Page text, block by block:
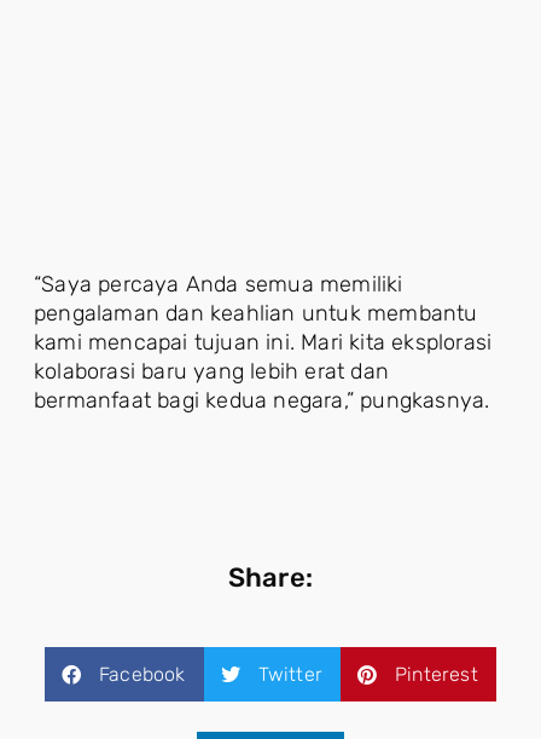
“Saya percaya Anda semua memiliki
pengalaman dan keahlian untuk membantu
kami mencapai tujuan ini. Mari kita eksplorasi
kolaborasi baru yang lebih erat dan
bermanfaat bagi kedua negara,” pungkasnya.
Share:
Facebook Twitter Pinterest